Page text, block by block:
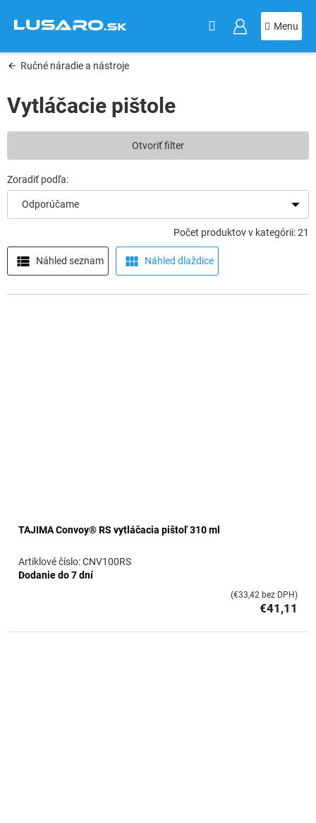
obsah
Ručné náradie a nástroje
Vytláčacie pištole
Odporúčame
Počet produktov v kategórii: 21
Náhled seznam Náhled dlaždice
Otvoriť filter
V
ý
i
p
o
u
k
TAJIMA Convoy® RS vytláčacia pištoľ 310 ml
Dodanie do 7 dní
CNV100RS
€41,11
(€33,42 bez DPH)